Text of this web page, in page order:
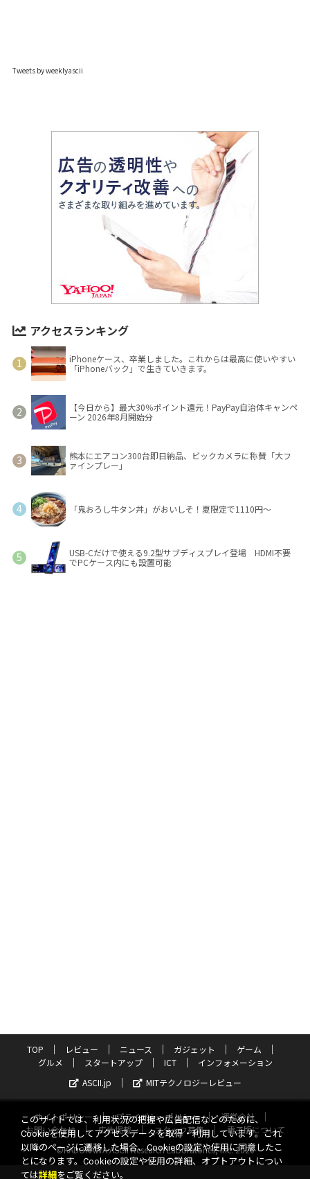
Tweets by weeklyascii
アクセスランキング
iPhoneケース、卒業しました。これからは最高に使いやすい
「iPhoneバック」で生きていきます。
【今日から】最大30％ポイント還元！PayPay自治体キャンペ
ーン 2026年8月開始分
熊本にエアコン300台即日納品、ビックカメラに称賛「大フ
ァインプレー」
「鬼おろし牛タン丼」がおいしそ！夏限定で1110円～
USB-Cだけで使える9.2型サブディスプレイ登場 HDMI不要
でPCケース内にも設置可能
TOP レビュー ニュース ガジェット
ゲーム
グルメ
スタートアップ ICT
インフォメーション
ASCII.jp
MITテクノロジーレビュー
サイトポリシー プライバシーポリシー
運営会社
お問い合わせ
広告掲載 スタッフ募集
電子版について
©KADOKAWA ASCII Research Laboratories, Inc. 2026
このサイトでは、利用状況の把握や広告配信などのために、
Cookieを使用してアクセスデータを取得・利用しています。これ
以降のページに遷移した場合、Cookieの設定や使用に同意したこ
とになります。Cookieの設定や使用の詳細、オプトアウトについ
ては詳細 をご覧ください。